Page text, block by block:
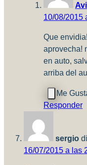
10/08/2015
Que
aprovecha!
en auto,
arriba del
Responder
sergio
16/07/2015 a las